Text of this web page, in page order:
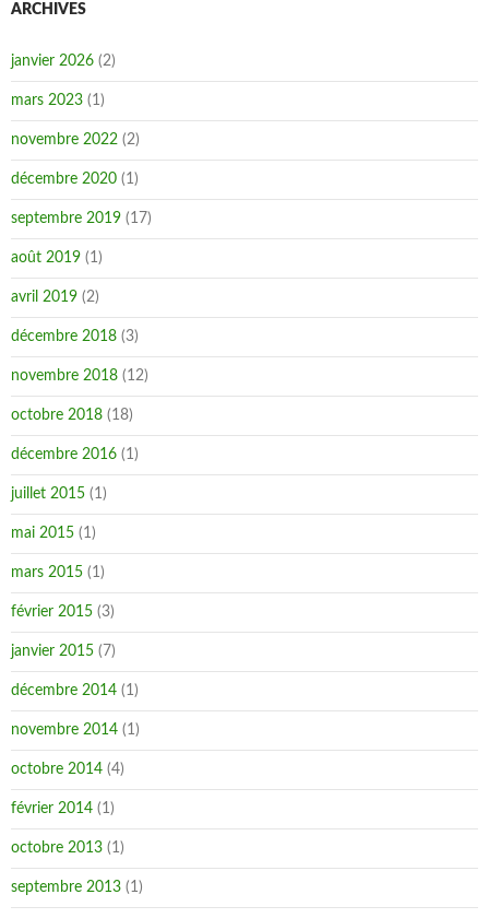
ARCHIVES
janvier 2026 (2)
mars 2023 (1)
novembre 2022 (2)
décembre 2020 (1)
septembre 2019 (17)
août 2019 (1)
avril 2019 (2)
décembre 2018 (3)
novembre 2018 (12)
octobre 2018 (18)
décembre 2016 (1)
juillet 2015 (1)
mai 2015 (1)
mars 2015 (1)
février 2015 (3)
janvier 2015 (7)
décembre 2014 (1)
novembre 2014 (1)
octobre 2014 (4)
février 2014 (1)
octobre 2013 (1)
septembre 2013 (1)